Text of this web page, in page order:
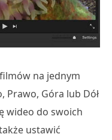
na jednym
Prawo, Góra lub Dół
wideo do swoich
ustawić